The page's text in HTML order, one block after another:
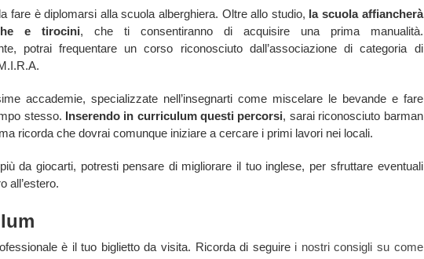
fare è diplomarsi alla scuola alberghiera. Oltre allo studio, la scuola affiancherà
e tirocini, che ti consentiranno di acquisire una prima manualità.
potrai frequentare un corso riconosciuto dall’associazione di categoria di
accademie, specializzate nell’insegnarti come miscelare le bevande e fare
stesso. Inserendo in curriculum questi percorsi, sarai riconosciuto barman
ricorda che dovrai comunque iniziare a cercare i primi lavori nei locali.
da giocarti, potresti pensare di migliorare il tuo inglese, per sfruttare eventuali
all’estero.
è il tuo biglietto da visita. Ricorda di seguire i nostri consigli su come